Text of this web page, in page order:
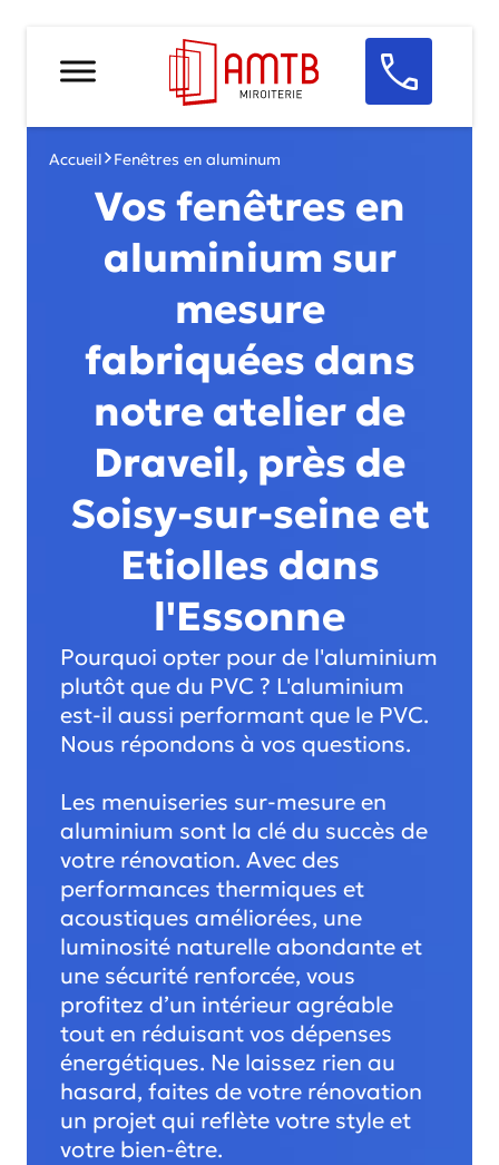
Accueil Fenêtres en aluminum
Vos fenêtres en
aluminium sur
mesure
fabriquées dans
notre atelier de
Draveil, près de
Soisy-sur-seine et
Etiolles dans
l'Essonne
Pourquoi opter pour de l'aluminium
plutôt que du PVC ? L'aluminium
est-il aussi performant que le PVC.
Nous répondons à vos questions.
Les menuiseries sur-mesure en
aluminium sont la clé du succès de
votre rénovation. Avec des
performances thermiques et
acoustiques améliorées, une
luminosité naturelle abondante et
une sécurité renforcée, vous
profitez d’un intérieur agréable
tout en réduisant vos dépenses
énergétiques. Ne laissez rien au
hasard, faites de votre rénovation
un projet qui reflète votre style et
votre bien-être.